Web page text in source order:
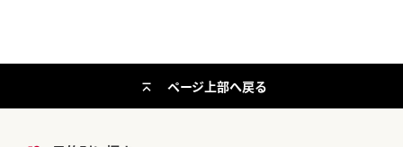
ページ上部へ戻る